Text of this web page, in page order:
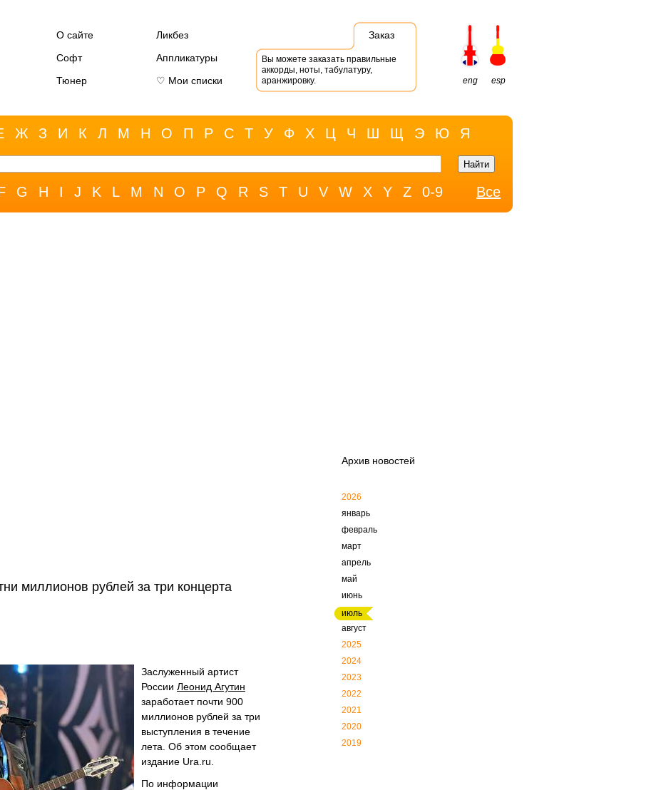
О сайте
Ликбез
Софт
Аппликатуры
Тюнер
♡ Мои списки
Заказ
Вы можете заказать правильные
аккорды, ноты, табулатуру,
аранжировку.
eng esp
Ж З И К Л М Н О П Р С Т У Ф Х Ц Ч Ш Щ Э Ю Я
G H I J K L M N O P Q R S T U V W X Y Z 0-9 Все
миллионов рублей за три концерта
Заслуженный артист
России Леонид Агутин
заработает почти 900
миллионов рублей за три
выступления в течение
лета. Об этом сообщает
издание Ura.ru.
По информации
Архив новостей
2026
январь
февраль
март
апрель
май
июнь
июль
август
2025
2024
2023
2022
2021
2020
2019